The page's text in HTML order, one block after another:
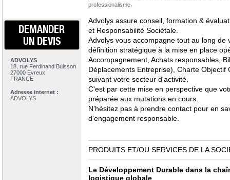
DEMANDER
UN DEVIS
ADVOLYS
18, rue Ferdinand Buisson
27000 Evreux
FRANCE
Adresse internet :
ADVOLYS
professionalisme,
Advolys assure conseil, formation &
et Responsabilité Sociétale.
Advolys vous accompagne tout au long de
définition stratégique à la mise en place
Accompagnement, Achats responsables,
Déplacements Entreprise), Charte Objectif
suivant votre secteur d'activité.
C'est par cette mise en perspective que
préparée aux mutations en cours.
N'hésitez pas à prendre contact pour en
d'engagement responsable.
PRODUITS ET/OU SERVICES DE LA
Le Développement Durable dans la
logistique globale